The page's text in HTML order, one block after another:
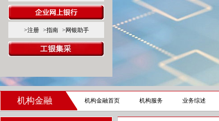
>注册 >指南 >网银助手
机构金融 机构金融首页 机构服务 业务综述